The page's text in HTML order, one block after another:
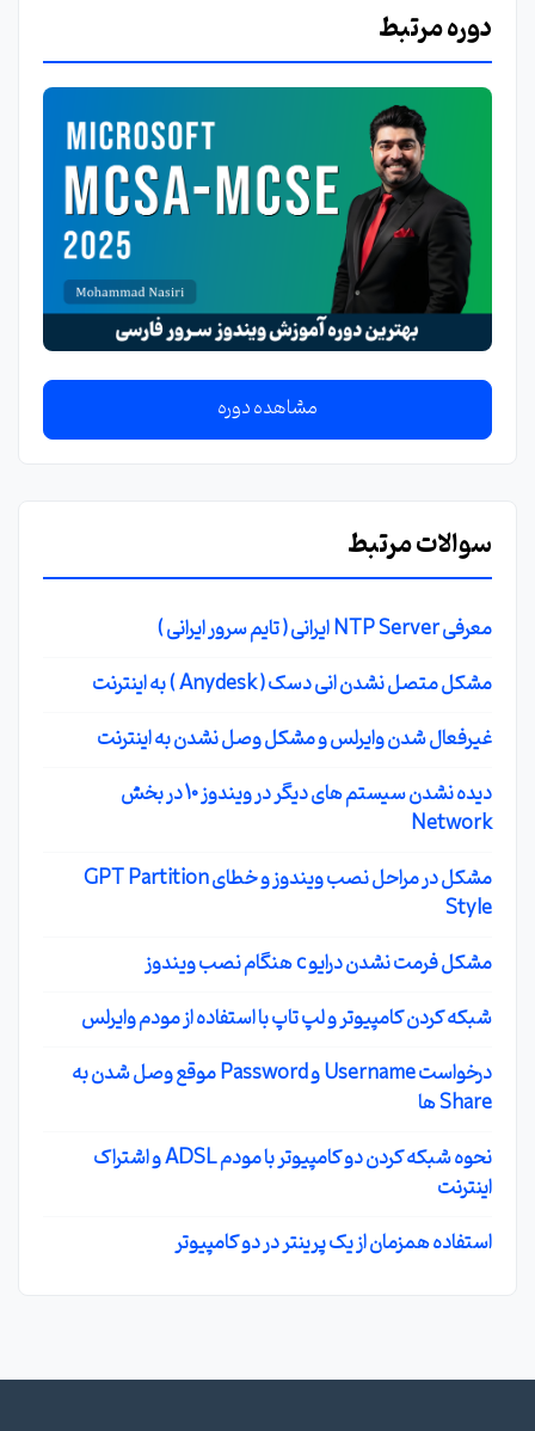
دوره مرتبط
مشاهده دوره
سوالات مرتبط
معرفی NTP Server ایرانی ( تایم سرور ایرانی )
مشکل متصل نشدن انی دسک ( Anydesk ) به اینترنت
غیرفعال شدن وایرلس و مشکل وصل نشدن به اینترنت
دیده نشدن سیستم های دیگر در ویندوز 10 در بخش
Network
مشکل در مراحل نصب ویندوز و خطای GPT Partition
Style
مشکل فرمت نشدن درایو c هنگام نصب ویندوز
شبکه کردن کامپیوتر و لپ تاپ با استفاده از مودم وایرلس
درخواست Username و Password موقع وصل شدن به
Share ها
نحوه شبکه کردن دو کامپیوتر با مودم ADSL و اشتراک
اینترنت
استفاده همزمان از یک پرینتر در دو کامپیوتر